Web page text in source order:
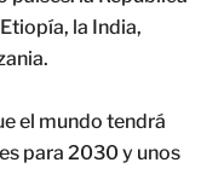
la India,
el mundo tendrá
para 2030 y unos